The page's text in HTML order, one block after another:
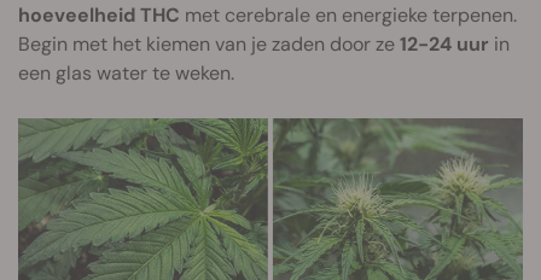
hoeveelheid THC met cerebrale en energieke terpenen.
Begin met het kiemen van je zaden door ze12-24 uur in
een glas water te weken.